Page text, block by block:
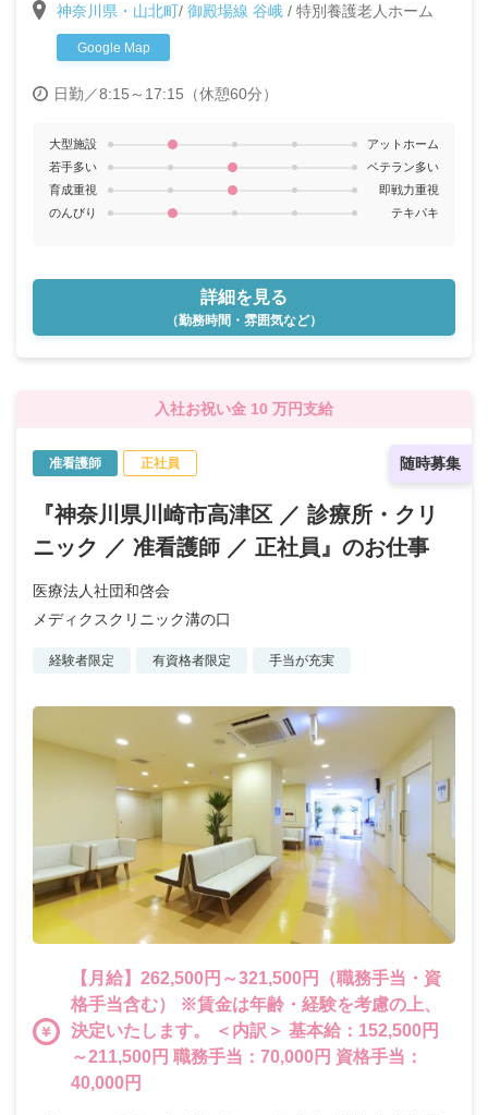
方、お待ちしています！
神奈川県・山北町/ 御殿場線 谷峨 / 特別養護老人ホーム
Google Map
日勤／8:15～17:15（休憩60分）
大型施設
アットホーム
若手多い
ベテラン多い
育成重視
即戦力重視
のんびり
テキパキ
詳細を見る
（勤務時間・雰囲気など）
入社お祝い金 10 万円支給
随時募集
准看護師 正社員
『神奈川県川崎市高津区 ／ 診療所・クリ
ニック ／ 准看護師 ／ 正社員』のお仕事
医療法人社団和啓会
メディクスクリニック溝の口
経験者限定 有資格者限定 手当が充実
【月給】262,500円～321,500円（職務手当・資
格手当含む） ※賃金は年齢・経験を考慮の上、
決定いたします。 ＜内訳＞ 基本給：152,500円
～211,500円 職務手当：70,000円 資格手当：
40,000円